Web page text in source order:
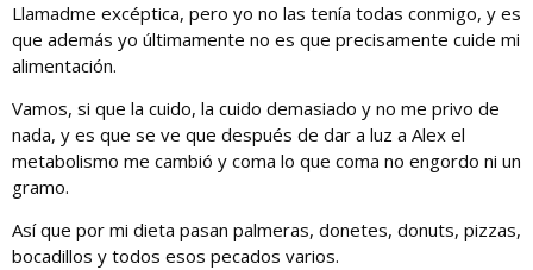
Llamadme excéptica, pero yo no las tenía todas conmigo, y es
que además yo últimamente no es que precisamente cuide mi
alimentación.
Vamos, si que la cuido, la cuido demasiado y no me privo de
nada, y es que se ve que después de dar a luz a Alex el
metabolismo me cambió y coma lo que coma no engordo ni un
gramo.
Así que por mi dieta pasan palmeras, donetes, donuts, pizzas,
bocadillos y todos esos pecados varios.